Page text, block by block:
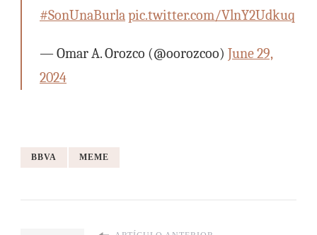
#SonUnaBurlapic.twitter.com/VlnY2Udkuq
— Omar A. Orozco (@oorozcoo) June 29,
2024
BBVA MEME